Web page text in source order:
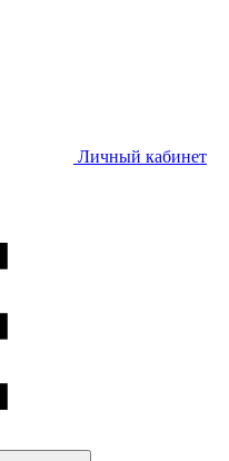
Личный кабинет